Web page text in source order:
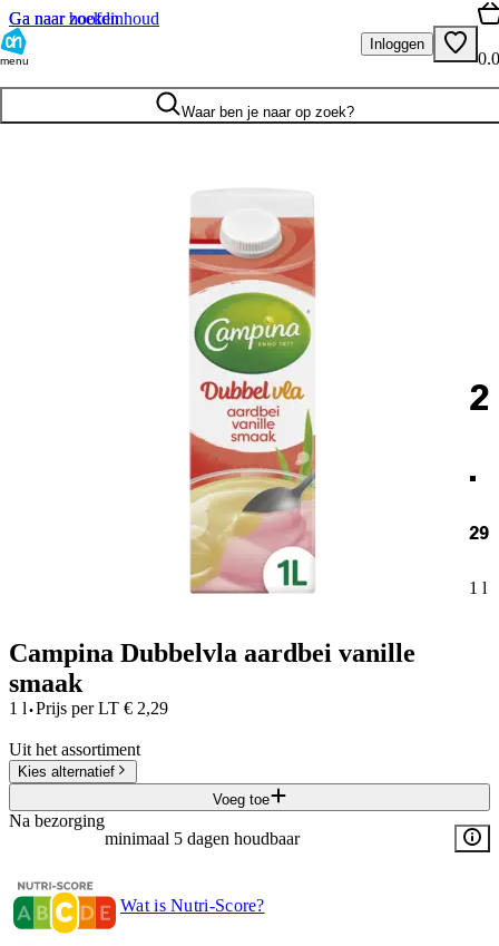
Ga naar hoofdinhoud
Ga naar zoeken
menu
Inloggen
Waar ben je naar op zoek?
2
.
29
1 l
Campina Dubbelvla aardbei vanille
smaak
1 l·Prijs per LT € 2,29
Uit het assortiment
Kies alternatief
Voeg toe
Na bezorging
minimaal 5 dagen houdbaar
Wat is Nutri-Score?